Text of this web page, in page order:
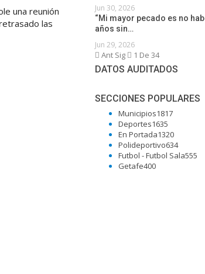
una reunión
las
Jun 30, 2026
“Mi mayor pecado es no
años sin…
Jun 29, 2026
Ant Sig 1 De 34
DATOS AUDITADOS
SECCIONES POPULARES
Municipios1817
Deportes1635
En Portada1320
Polideportivo634
Futbol - Futbol Sala555
Getafe400